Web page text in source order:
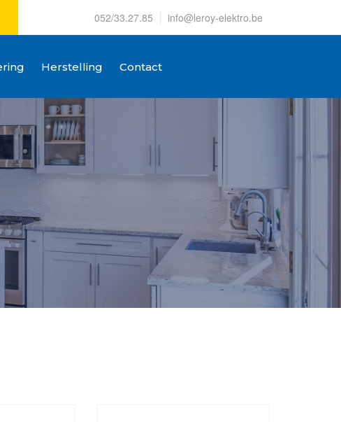
052/33.27.85 info@leroy-elektro.be
Herstelling Contact